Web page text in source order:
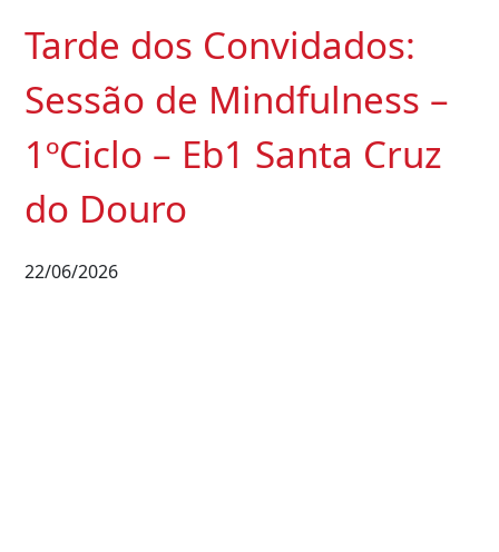
Tarde dos Convidados:
Sessão de Mindfulness –
1ºCiclo – Eb1 Santa Cruz
do Douro
22/06/2026